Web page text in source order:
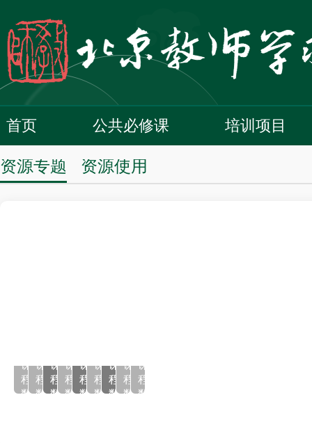
首页 公共必修课 培训项目
资源专题 资源使用
课
程
数
13
课
程
数
400+
课
程
数
44
课
程
数
62
课
程
数
11
课
程
数
99
课
程
数
98
课
程
数
2061
课
程
数
课
程
数
课
程
数
课
程
数